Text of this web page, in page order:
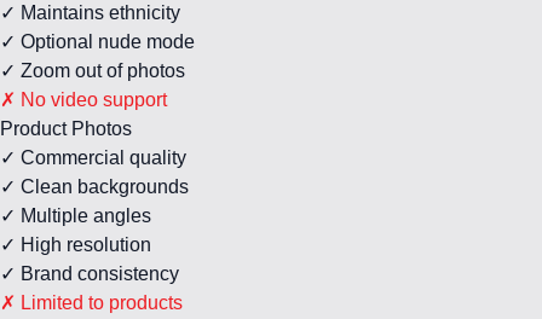
✓ Maintains ethnicity
✓ Optional nude mode
✓ Zoom out of photos
✗ No video support
Product Photos
✓ Commercial quality
✓ Clean backgrounds
✓ Multiple angles
✓ High resolution
✓ Brand consistency
✗ Limited to products